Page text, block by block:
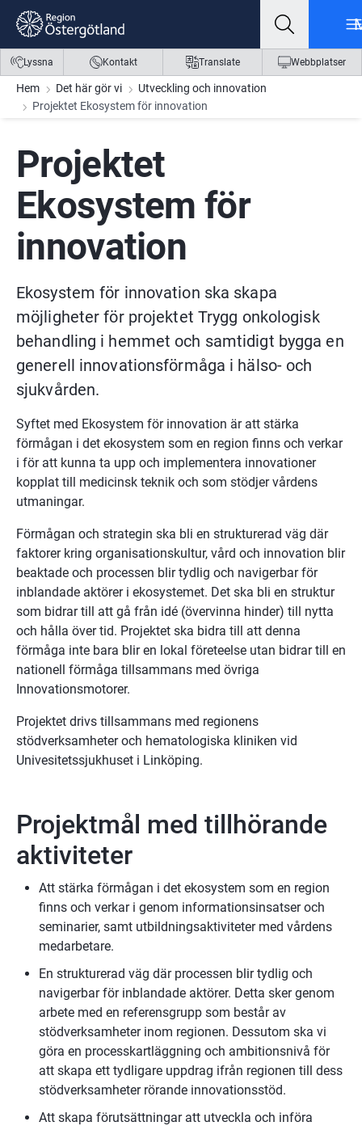
Gå till innehåll
Gå till meny
Gå till sidfot
Lyssna Kontakt Translate Webbplatser
Hem Det här gör vi
Utveckling och innovation
Projektet Ekosystem för innovation
Projektet
Ekosystem för
innovation
Ekosystem för innovation ska skapa
möjligheter för projektet Trygg onkologisk
behandling i hemmet och samtidigt bygga en
generell innovationsförmåga i hälso- och
sjukvården.
Syftet med Ekosystem för innovation är att stärka
förmågan i det ekosystem som en region finns och verkar
i för att kunna ta upp och implementera innovationer
kopplat till medicinsk teknik och som stödjer vårdens
utmaningar.
Förmågan och strategin ska bli en strukturerad väg där
faktorer kring organisationskultur, vård och innovation blir
beaktade och processen blir tydlig och navigerbar för
inblandade aktörer i ekosystemet. Det ska bli en struktur
som bidrar till att gå från idé (övervinna hinder) till nytta
och hålla över tid. Projektet ska bidra till att denna
förmåga inte bara blir en lokal företeelse utan bidrar till en
nationell förmåga tillsammans med övriga
Innovationsmotorer.
Projektet drivs tillsammans med regionens
stödverksamheter och hematologiska kliniken vid
Univesitetssjukhuset i Linköping.
Projektmål med tillhörande
aktiviteter
Att stärka förmågan i det ekosystem som en region
finns och verkar i genom informationsinsatser och
seminarier, samt utbildningsaktiviteter med vårdens
medarbetare.
En strukturerad väg där processen blir tydlig och
navigerbar för inblandade aktörer. Detta sker genom
arbete med en referensgrupp som består av
stödverksamheter inom regionen. Dessutom ska vi
göra en processkartläggning och ambitionsnivå för
att skapa ett tydligare uppdrag ifrån regionen till dess
stödverksamheter rörande innovationsstöd.
Att skapa förutsättningar att utveckla och införa